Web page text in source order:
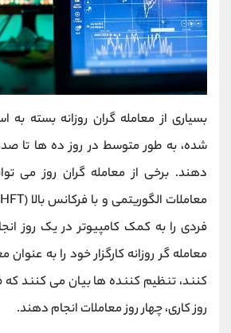
بسیاری از معامله گران روزانه بسته به
شده، به طور متوسط در روز ده ها تا
دهند. برخی از معامله گران روز می
فردی را به کمک کامپیوتر در یک روز
معامله گر روزانه کارگزار خود را به عنوان
کنند، تنظیم کننده ها بیان می کنند که
روز کاری، چهار روز معاملات انجام دهند.